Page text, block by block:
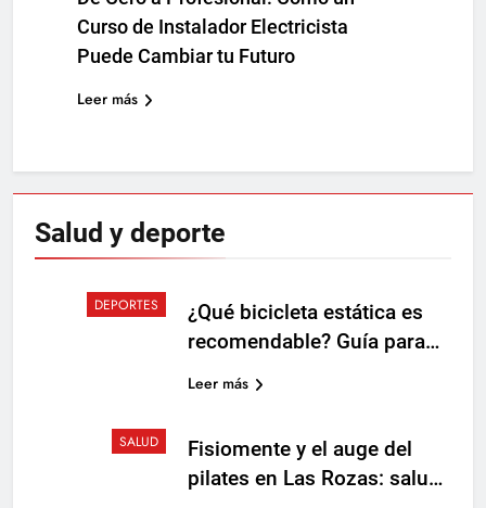
Curso de Instalador Electricista
Puede Cambiar tu Futuro
Leer más
Salud y deporte
DEPORTES
¿Qué bicicleta estática es
recomendable? Guía para
Leer más
SALUD
Fisiomente y el auge del
pilates en Las Rozas: salud,